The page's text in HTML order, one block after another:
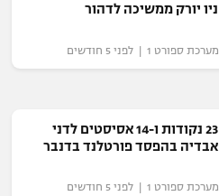
ניו יורק ממשיכה לדהור
מערכת ספורט 1 | לפני 5 חודשים
23 נקודות ו-14 אסיסטים לדני
אבדיה בהפסד פורטלנד בדנבר
מערכת ספורט 1 | לפני 5 חודשים